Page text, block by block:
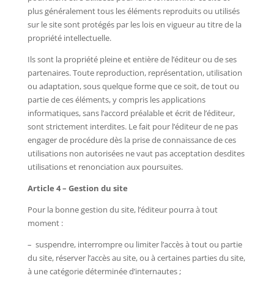
plus généralement tous les éléments reproduits ou utilisés
sur le site sont protégés par les lois en vigueur au titre de la
propriété intellectuelle.
Ils sont la propriété pleine et entière de l’éditeur ou de ses
partenaires. Toute reproduction, représentation, utilisation
ou adaptation, sous quelque forme que ce soit, de tout ou
partie de ces éléments, y compris les applications
informatiques, sans l’accord préalable et écrit de l’éditeur,
sont strictement interdites. Le fait pour l’éditeur de ne pas
engager de procédure dès la prise de connaissance de ces
utilisations non autorisées ne vaut pas acceptation desdites
utilisations et renonciation aux poursuites.
Article 4 – Gestion du site
Pour la bonne gestion du site, l’éditeur pourra à tout
moment :
– suspendre, interrompre ou limiter l’accès à tout ou partie
du site, réserver l’accès au site, ou à certaines parties du site,
à une catégorie déterminée d’internautes ;